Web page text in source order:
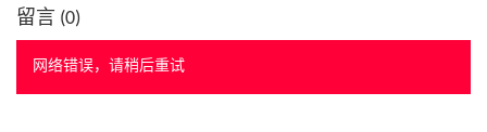
留言 (0)
网络错误，请稍后重试